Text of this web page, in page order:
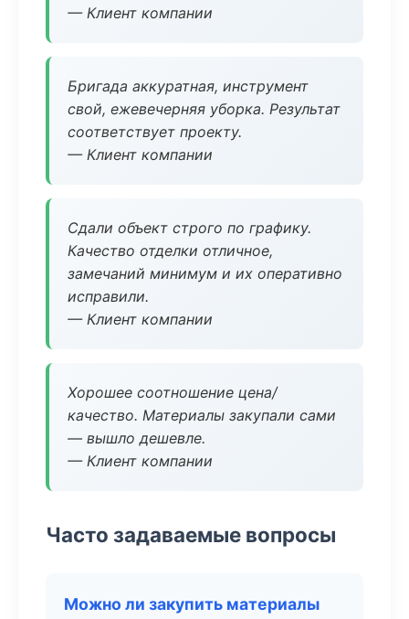
— Клиент компании
Бригада аккуратная, инструмент
свой, ежевечерняя уборка. Результат
соответствует проекту.
— Клиент компании
Сдали объект строго по графику.
Качество отделки отличное,
замечаний минимум и их оперативно
исправили.
— Клиент компании
Хорошее соотношение цена/
качество. Материалы закупали сами
— вышло дешевле.
— Клиент компании
Часто задаваемые вопросы
Можно ли закупить материалы